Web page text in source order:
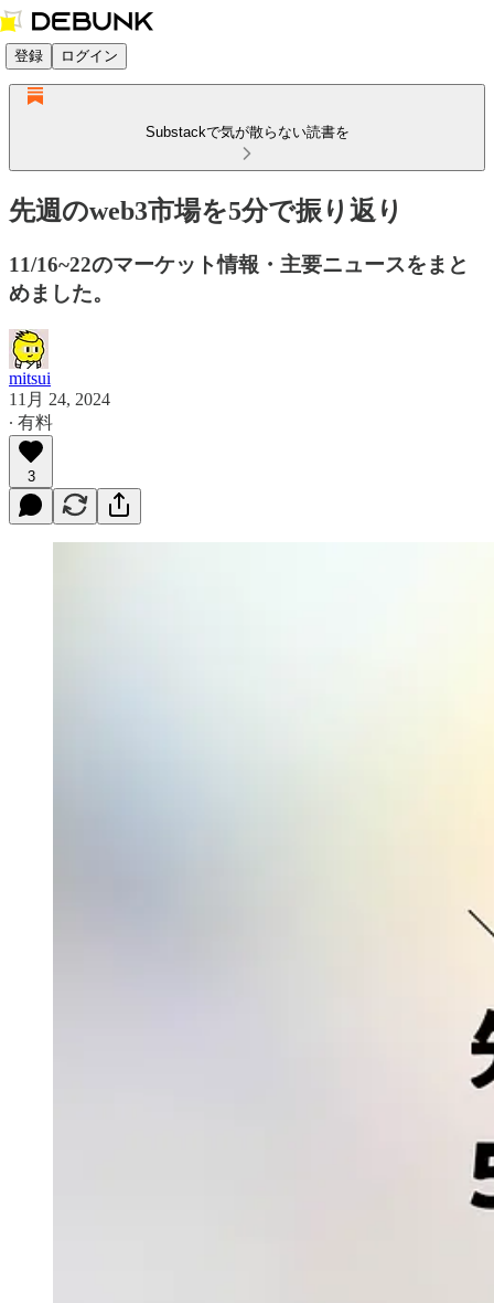
登録 ログイン
Substackで気が散らない読書を
先週のweb3市場を5分で振り返り
11/16~22のマーケット情報・主要ニュースをまと
めました。
mitsui
11月 24, 2024
∙ 有料
3